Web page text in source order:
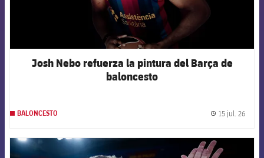
Josh Nebo refuerza la pintura del Barça de
baloncesto
BALONCESTO 15 jul. 26
FCB Barcelona badge